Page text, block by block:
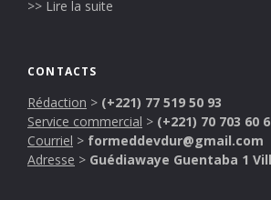
>> Lire la suite
CONTACTS
Rédaction > (+221) 77 519 50 93
Service commercial > (+221) 70 703 60
Courriel > formeddevdur@gmail.com
Adresse > Guédiawaye Guentaba 1